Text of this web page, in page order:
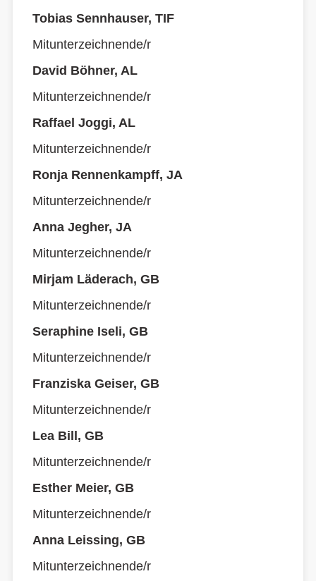
Tobias Sennhauser, TIF
Mitunterzeichnende/r
David Böhner, AL
Mitunterzeichnende/r
Raffael Joggi, AL
Mitunterzeichnende/r
Ronja Rennenkampff, JA
Mitunterzeichnende/r
Anna Jegher, JA
Mitunterzeichnende/r
Mirjam Läderach, GB
Mitunterzeichnende/r
Seraphine Iseli, GB
Mitunterzeichnende/r
Franziska Geiser, GB
Mitunterzeichnende/r
Lea Bill, GB
Mitunterzeichnende/r
Esther Meier, GB
Mitunterzeichnende/r
Anna Leissing, GB
Mitunterzeichnende/r